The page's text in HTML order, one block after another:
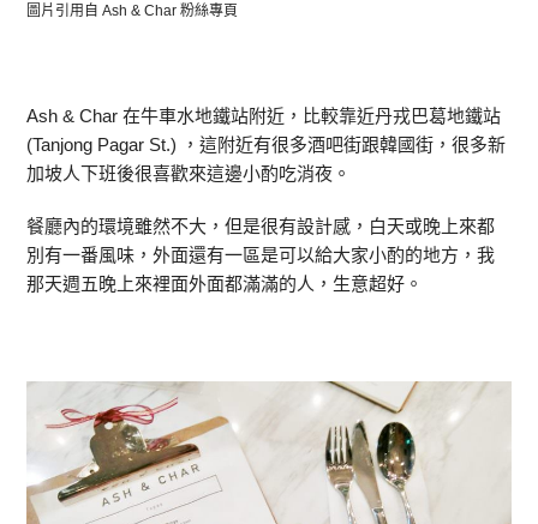
圖片引用自 Ash & Char 粉絲專頁
Ash & Char 在牛車水地鐵站附近，比較靠近丹戎巴葛地鐵站
(Tanjong Pagar St.) ，這附近有很多酒吧街跟韓國街，很多新
加坡人下班後很喜歡來這邊小酌吃消夜。
餐廳內的環境雖然不大，但是很有設計感，白天或晚上來都
別有一番風味，外面還有一區是可以給大家小酌的地方，我
那天週五晚上來裡面外面都滿滿的人，生意超好。